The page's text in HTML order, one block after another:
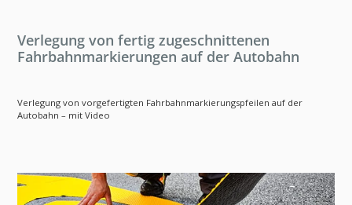
Verlegung von fertig zugeschnittenen
Fahrbahnmarkierungen auf der Autobahn
Verlegung von vorgefertigten Fahrbahnmarkierungspfeilen auf der
Autobahn – mit Video